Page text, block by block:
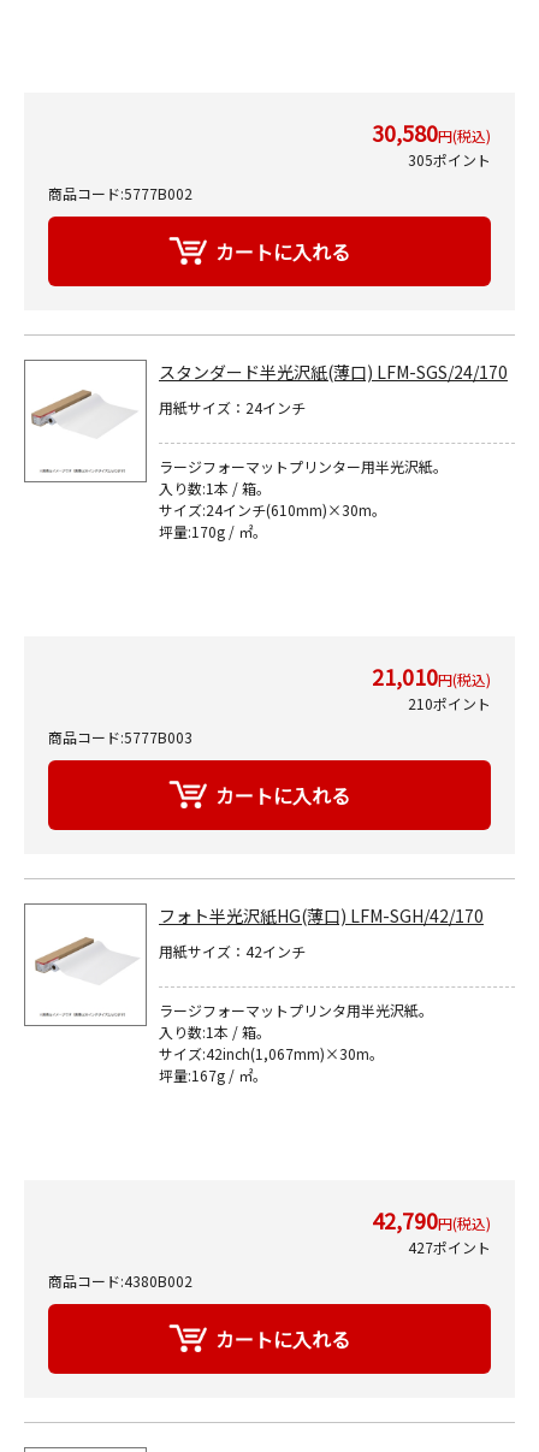
30,580円(税込)
305ポイント
商品コード:5777B002
スタンダード半光沢紙(薄口) LFM-SGS/24/170
用紙サイズ：24インチ
ラージフォーマットプリンター用半光沢紙｡
入り数:1本 / 箱｡
サイズ:24インチ(610mm)×30m｡
坪量:170g / ㎡｡
21,010円(税込)
210ポイント
商品コード:5777B003
フォト半光沢紙HG(薄口) LFM-SGH/42/170
用紙サイズ：42インチ
ラージフォーマットプリンタ用半光沢紙｡
入り数:1本 / 箱。
サイズ:42inch(1,067mm)×30m｡
坪量:167g / ㎡｡
42,790円(税込)
427ポイント
商品コード:4380B002